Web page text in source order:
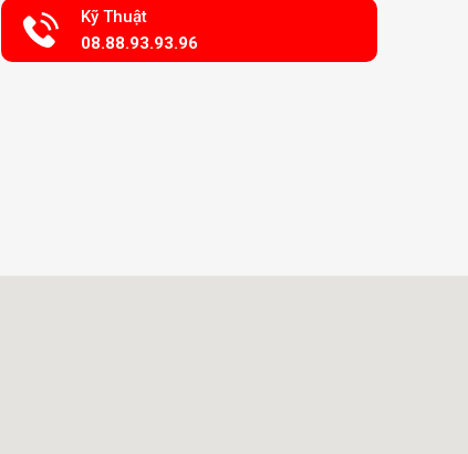
Kỹ Thuật
08.88.93.93.96